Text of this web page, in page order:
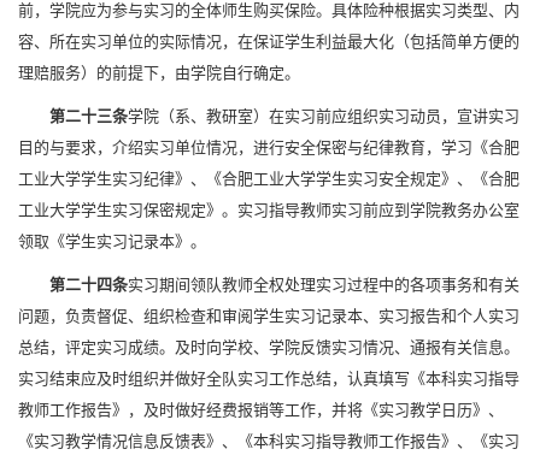
前，学院应为参与实习的全体师生购买保险。具体险种根据实习类型、内
容、所在实习单位的实际情况，在保证学生利益最大化（包括简单方便的
理赔服务）的前提下，由学院自行确定。
第二十三条学院（系、教研室）在实习前应组织实习动员，宣讲实习
目的与要求，介绍实习单位情况，进行安全保密与纪律教育，学习《合肥
工业大学学生实习纪律》、《合肥工业大学学生实习安全规定》、《合肥
工业大学学生实习保密规定》。实习指导教师实习前应到学院教务办公室
领取《学生实习记录本》。
第二十四条实习期间领队教师全权处理实习过程中的各项事务和有关
问题，负责督促、组织检查和审阅学生实习记录本、实习报告和个人实习
总结，评定实习成绩。及时向学校、学院反馈实习情况、通报有关信息。
实习结束应及时组织并做好全队实习工作总结，认真填写《本科实习指导
教师工作报告》，及时做好经费报销等工作，并将《实习教学日历》、
《实习教学情况信息反馈表》、《本科实习指导教师工作报告》、《实习